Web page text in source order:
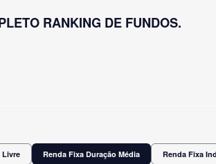
RANKING DE FUNDOS.
Livre Renda Fixa Duração Média Renda Fixa